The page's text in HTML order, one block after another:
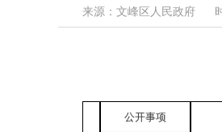
来源：文峰区人民政府
公开事项